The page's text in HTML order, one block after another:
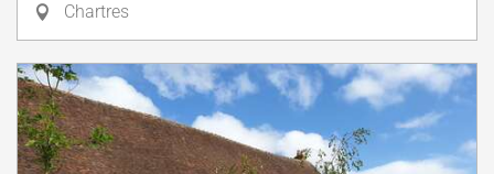
Chartres